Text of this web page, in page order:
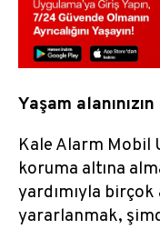
Tam Kapsam Güvenlik
Güvenlik Kamera
Termal Kamera
​Yaşam
Kale Alarm Mobil
koruma altına
yardımıyla birçok
yararlanmak,